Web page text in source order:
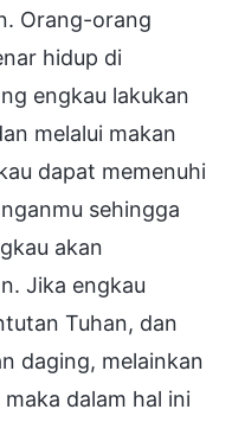
Orang-orang
hidup di
engkau lakukan
melalui makan
dapat memenuhi
sehingga
akan
Jika engkau
Tuhan, dan
daging, melainkan
dalam hal ini